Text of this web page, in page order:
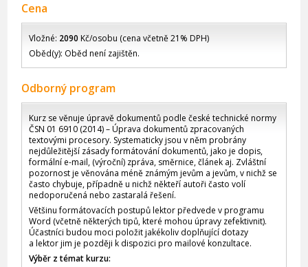
Cena
Vložné: 2090 Kč/osobu (cena včetně 21% DPH)
Oběd(y): Oběd není zajištěn.
Odborný program
Kurz se věnuje úpravě dokumentů podle české technické normy
ČSN 01 6910 (2014) – Úprava dokumentů zpracovaných
textovými procesory. Systematicky jsou v něm probrány
nejdůležitější zásady formátování dokumentů, jako je dopis,
formální e-mail, (výroční) zpráva, směrnice, článek aj. Zvláštní
pozornost je věnována méně známým jevům a jevům, v nichž se
často chybuje, případně u nichž někteří autoři často volí
nedoporučená nebo zastaralá řešení.
Většinu formátovacích postupů lektor předvede v programu
Word (včetně některých tipů, které mohou úpravy zefektivnit).
Účastníci budou moci položit jakékoliv doplňující dotazy
a lektor jim je později k dispozici pro mailové konzultace.
Výběr z témat kurzu: